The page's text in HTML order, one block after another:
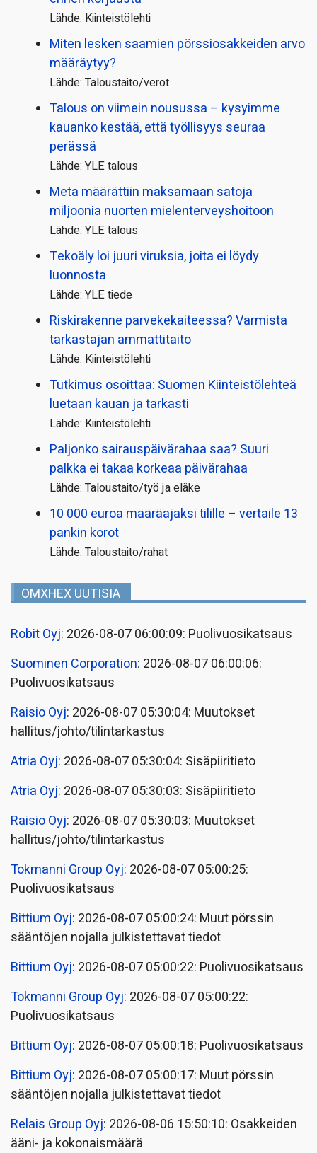
Lähde: Kiinteistölehti
Miten lesken saamien pörssi­osakkeiden arvo
määräytyy?
Lähde: Taloustaito/verot
Talous on viimein nousussa – kysyimme
kauanko kestää, että työllisyys seuraa
perässä
Lähde: YLE talous
Meta määrättiin maksamaan satoja
miljoonia nuorten mielenterveyshoitoon
Lähde: YLE talous
Tekoäly loi juuri viruksia, joita ei löydy
luonnosta
Lähde: YLE tiede
Riskirakenne parvekekaiteessa? Varmista
tarkastajan ammattitaito
Lähde: Kiinteistölehti
Tutkimus osoittaa: Suomen Kiinteistölehteä
luetaan kauan ja tarkasti
Lähde: Kiinteistölehti
Paljonko sairauspäivä­rahaa saa? Suuri
palkka ei takaa korkeaa päivärahaa
Lähde: Taloustaito/työ ja eläke
10 000 euroa määräajaksi tilille – vertaile 13
pankin korot
Lähde: Taloustaito/rahat
OMXHEX UUTISIA
Robit Oyj: 2026-08-07 06:00:09: Puolivuosikatsaus
Suominen Corporation: 2026-08-07 06:00:06:
Puolivuosikatsaus
Raisio Oyj: 2026-08-07 05:30:04: Muutokset
hallitus/johto/tilintarkastus
Atria Oyj: 2026-08-07 05:30:04: Sisäpiiritieto
Atria Oyj: 2026-08-07 05:30:03: Sisäpiiritieto
Raisio Oyj: 2026-08-07 05:30:03: Muutokset
hallitus/johto/tilintarkastus
Tokmanni Group Oyj: 2026-08-07 05:00:25:
Puolivuosikatsaus
Bittium Oyj: 2026-08-07 05:00:24: Muut pörssin
sääntöjen nojalla julkistettavat tiedot
Bittium Oyj: 2026-08-07 05:00:22: Puolivuosikatsaus
Tokmanni Group Oyj: 2026-08-07 05:00:22:
Puolivuosikatsaus
Bittium Oyj: 2026-08-07 05:00:18: Puolivuosikatsaus
Bittium Oyj: 2026-08-07 05:00:17: Muut pörssin
sääntöjen nojalla julkistettavat tiedot
Relais Group Oyj: 2026-08-06 15:50:10: Osakkeiden
ääni- ja kokonaismäärä